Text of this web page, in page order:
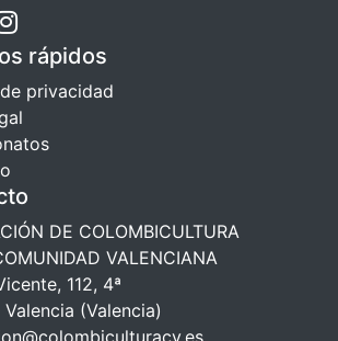
rápidos
privacidad
DE COLOMBICULTURA
VALENCIANA
112, 4ª
(Valencia)